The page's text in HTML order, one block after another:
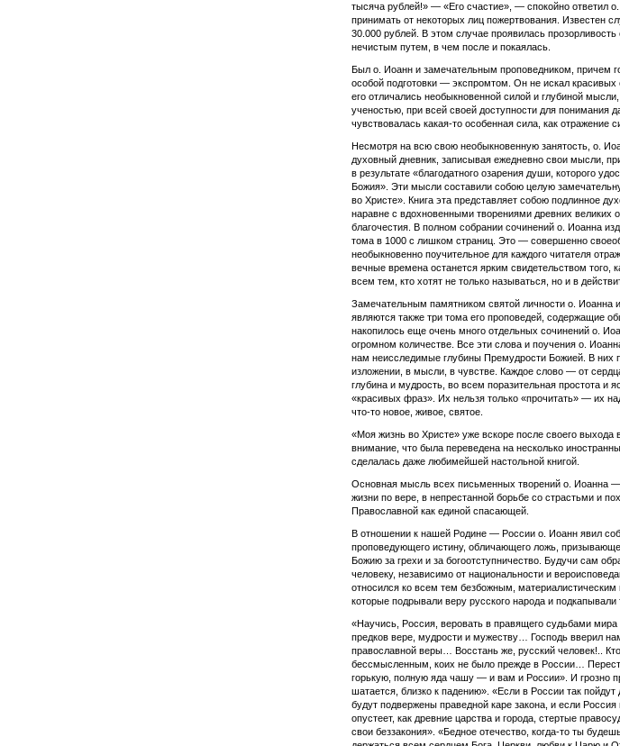
тысяча рублей!» — «Его счастие», — спокойно ответил
принимать от некоторых лиц пожертвования. Известен
30.000 рублей. В этом случае проявилась
нечистым путем, в чем после и покаялась.
Был о. Иоанн и замечательным проповедником, причем
особой подготовки — экспромтом. Он не искал
его отличались необыкновенной силой и глубиной
ученостью, при всей своей доступности для понимания
чувствовалась какая-то особенная сила, как отражение
Несмотря на всю свою необыкновенную занятость, о.
духовный дневник, записывая ежедневно свои мысли,
в результате «благодатного озарения души, которого
Божия». Эти мысли составили собою целую
во Христе». Книга эта представляет собою подлинное
наравне с вдохновенными творениями древних великих
благочестия. В полном собрании сочинений о. Иоанна
тома в 1000 с лишком страниц. Это — совершенно
необыкновенно поучительное для каждого читателя
вечные времена останется ярким свидетельством того,
всем тем, кто хотят не только называться, но и в
Замечательным памятником святой личности о.
являются также три тома его проповедей, содержащие
накопилось еще очень много отдельных сочинений о.
огромном количестве. Все эти слова и поучения о.
нам неисследимые глубины Премудрости Божией. В них
изложении, в мысли, в чувстве. Каждое слово — от
глубина и мудрость, во всем поразительная простота и
«красивых фраз». Их нельзя только «прочитать» — их
что-то новое, живое, святое.
«Моя жизнь во Христе» уже вскоре после своего выхода
внимание, что была переведена на несколько
сделалась даже любимейшей настольной книгой.
Основная мысль всех письменных творений о. Иоанна
жизни по вере, в непрестанной борьбе со страстьми и
Православной как единой спасающей.
В отношении к нашей Родине — России о. Иоанн явил
проповедующего истину, обличающего ложь,
Божию за грехи и за богоотступничество. Будучи сам
человеку, независимо от национальности и
относился ко всем тем безбожным,
которые подрывали веру русского народа и
«Научись, Россия, веровать в правящего судьбами
предков вере, мудрости и мужеству… Господь вверил
православной веры… Восстань же, русский человек!..
бессмысленным, коих не было прежде в России…
горькую, полную яда чашу — и вам и России». И грозно
шатается, близко к падению». «Если в России так
будут подвержены праведной каре закона, и если
опустеет, как древние царства и города, стертые
свои беззакония». «Бедное отечество, когда-то ты